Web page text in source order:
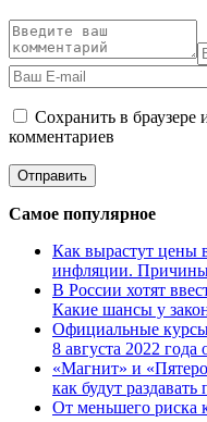
Сохранить в
комментариев
Самое популярное
Как вырастут цены
инфляции. Причины
В России хотят
Какие шансы у
Официальные
8 августа 2022
«Магнит» и
как будут
От меньшего риска